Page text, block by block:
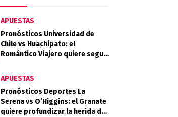
APUESTAS
Pronósticos Universidad de
Chile vs Huachipato: el
Romántico Viajero quiere seguir
APUESTAS
Pronósticos Deportes La
Serena vs O’Higgins: el Granate
quiere profundizar la herida del